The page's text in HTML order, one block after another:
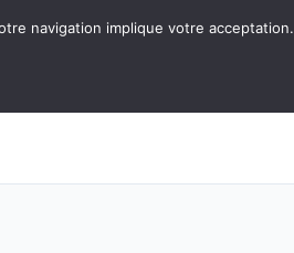
navigation implique votre acceptation.